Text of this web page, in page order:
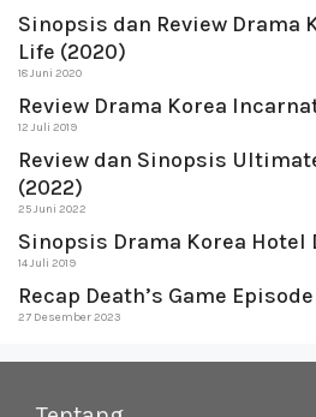
Sinopsis dan Review Drama
Life (2020)
18 Juni 2020
Review Drama Korea
12 Juli 2019
Review dan Sinopsis
(2022)
25 Juni 2022
Sinopsis Drama Korea Hotel
14 Juli 2019
Recap Death’s Game Episode
27 Desember 2023